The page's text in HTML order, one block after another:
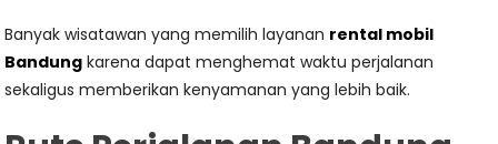
Banyak wisatawan yang memilih layanan rental mobil
Bandung karena dapat menghemat waktu perjalanan
sekaligus memberikan kenyamanan yang lebih baik.